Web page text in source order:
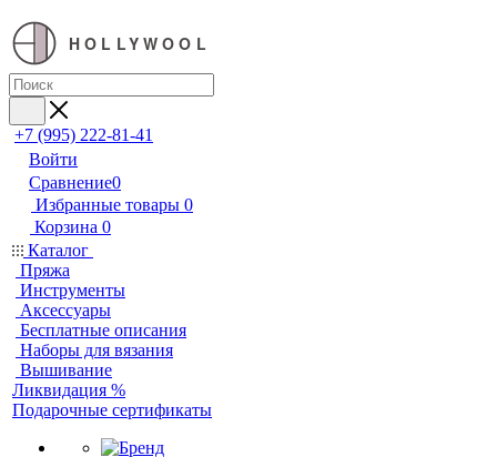
HOLLYWOOL
+7 (995) 222-81-41
Войти
Сравнение0
Избранные товары 0
Корзина 0
Каталог
Пряжа
Инструменты
Аксессуары
Бесплатные описания
Наборы для вязания
Вышивание
Ликвидация %
Подарочные сертификаты